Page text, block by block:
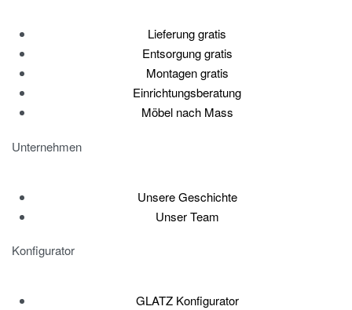
Lieferung gratis
Entsorgung gratis
Montagen gratis
Einrichtungsberatung
Möbel nach Mass
Unternehmen
Unsere Geschichte
Unser Team
Konfigurator
GLATZ Konfigurator